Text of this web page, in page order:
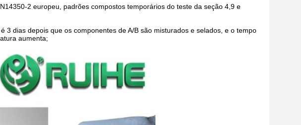
2 europeu, padrões compostos temporários do teste da seção 4,9 e
3 dias depois que os componentes de A/B são misturados e selados, e o tempo
aumenta;